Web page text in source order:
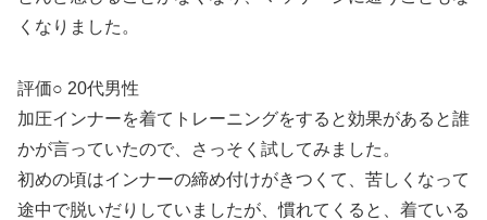
くなりました。
評価○ 20代男性
加圧インナーを着てトレーニングをすると効果があると誰
かが言っていたので、さっそく試してみました。
初めの頃はインナーの締め付けがきつくて、苦しくなって
途中で脱いだりしていましたが、慣れてくると、着ている